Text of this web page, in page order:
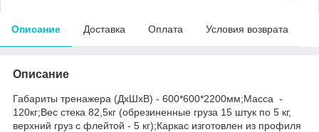
Описание Доставка Оплата Условия возврата
Описание
Габариты тренажера (ДхШхВ) - 600*600*2200мм;Масса -
120кг;Вес стека 82,5кг (обрезиненные груза 15 штук по 5 кг,
верхний груз с флейтой - 5 кг);Каркас изготовлен из профиля